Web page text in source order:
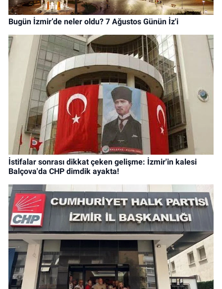
Bugün İzmir’de neler oldu? 7 Ağustos Günün İz'i
İstifalar sonrası dikkat çeken gelişme: İzmir'in kalesi
Balçova'da CHP dimdik ayakta!